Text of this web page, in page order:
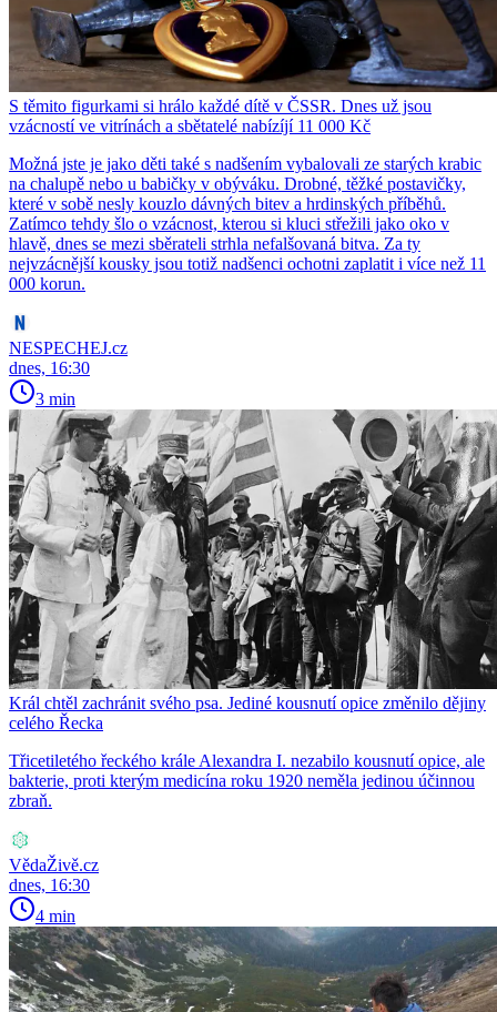
S těmito figurkami si hrálo každé dítě v ČSSR. Dnes už jsou
vzácností ve vitrínách a sbětatelé nabízíjí 11 000 Kč
Možná jste je jako děti také s nadšením vybalovali ze starých krabic
na chalupě nebo u babičky v obýváku. Drobné, těžké postavičky,
které v sobě nesly kouzlo dávných bitev a hrdinských příběhů.
Zatímco tehdy šlo o vzácnost, kterou si kluci střežili jako oko v
hlavě, dnes se mezi sběrateli strhla nefalšovaná bitva. Za ty
nejvzácnější kousky jsou totiž nadšenci ochotni zaplatit i více než 11
000 korun.
NESPECHEJ.cz
dnes, 16:30
3 min
Král chtěl zachránit svého psa. Jediné kousnutí opice změnilo dějiny
celého Řecka
Třicetiletého řeckého krále Alexandra I. nezabilo kousnutí opice, ale
bakterie, proti kterým medicína roku 1920 neměla jedinou účinnou
zbraň.
VědaŽivě.cz
dnes, 16:30
4 min